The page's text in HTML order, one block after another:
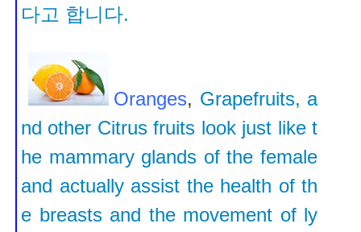
다고 합니다.
Oranges, Grapefruits, a
nd other Citrus fruits look just like t
he mammary glands of the female
and actually assist the health of th
e breasts and the movement of ly